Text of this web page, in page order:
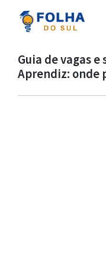
Guia de vagas
Aprendiz: onde